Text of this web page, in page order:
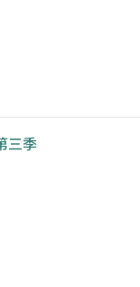
三季